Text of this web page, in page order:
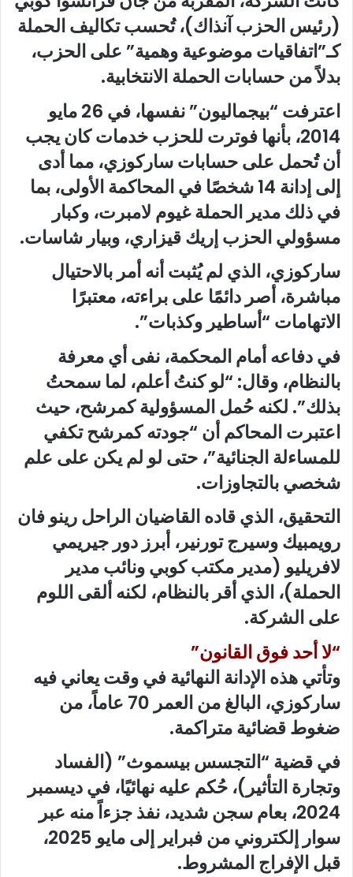
(رئيس الحزب آنذاك)، تُحسب تكاليف الحملة
كـ”اتفاقيات موضوعية وهمية” على الحزب،
بدلاً من حسابات الحملة الانتخابية.
اعترفت “بيجماليون” نفسها، في 26 مايو
2014، بأنها فوترت للحزب خدمات كان يجب
أن تُحمل على حسابات ساركوزي، مما أدى
إلى إدانة 14 شخصًا في المحاكمة الأولى، بما
في ذلك مدير الحملة غيوم لامبرت، وكبار
مسؤولي الحزب إريك قيزاري، وبيار شاسات.
ساركوزي، الذي لم يُثبت أنه أمر بالاحتيال
مباشرة، أصر دائمًا على براءته، معتبرًا
الاتهامات “أساطير وكذبات”.
في دفاعه أمام المحكمة، نفى أي معرفة
بالنظام، وقال: “لو كنتُ أعلم، لما سمحتُ
بذلك”. لكنه حُمل المسؤولية كمرشح، حيث
اعتبرت المحاكم أن “جودته كمرشح تكفي
للمساءلة الجنائية”، حتى لو لم يكن على علم
شخصي بالتجاوزات.
التحقيق، الذي قاده القاضيان الراحل رينو فان
رويمبيك وسيرج تورنير، أبرز دور جيريمي
لافريليو (مدير مكتب كوبي ونائب مدير
الحملة)، الذي أقر بالنظام، لكنه ألقى اللوم
على الشركة.
“لا أحد فوق القانون”
وتأتي هذه الإدانة النهائية في وقت يعاني فيه
ساركوزي، البالغ من العمر 70 عاماً، من
ضغوط قضائية متراكمة.
في قضية “التجسس بيسموث” (الفساد
وتجارة التأثير)، حُكم عليه نهائيًا، في ديسمبر
2024، بعام سجن شديد، نفذ جزءاً منه عبر
سوار إلكتروني من فبراير إلى مايو 2025،
قبل الإفراج المشروط.